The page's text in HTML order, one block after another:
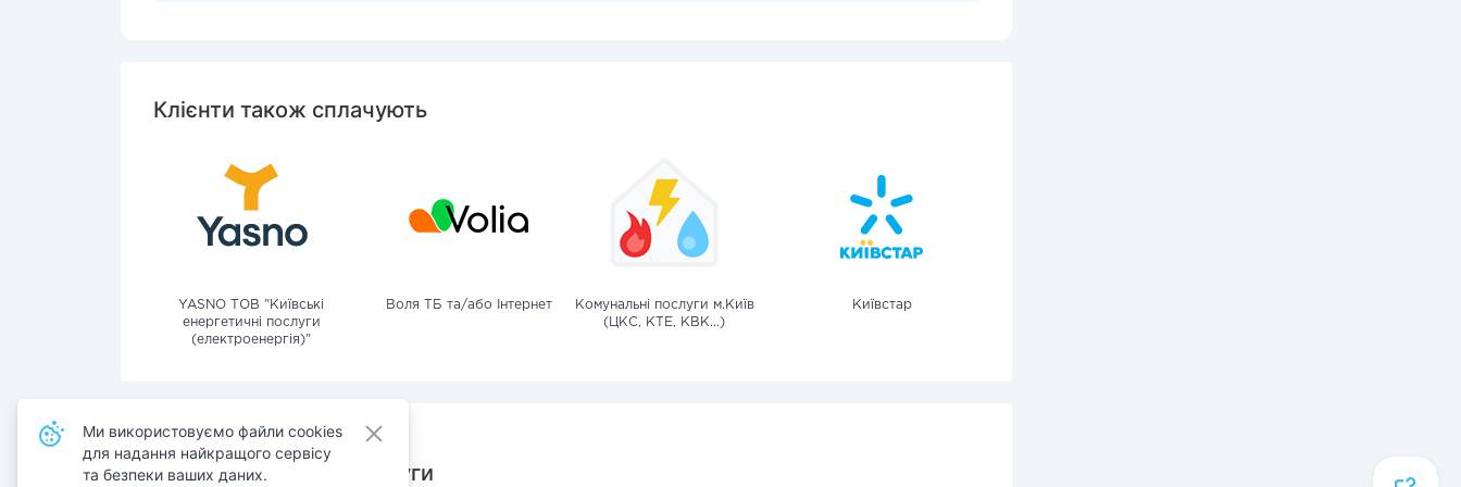
Клієнти також сплачують
YASNO ТОВ "Київські
енергетичні послуги
(електроенергія)"
Воля ТБ та/або Інтернет
Комунальні послуги м.Київ
(ЦКС, КТЕ, КВК...)
Київстар
Також сплачують послуги
Ми використовуємо файли cookies
для надання найкращого сервісу
та безпеки ваших даних.